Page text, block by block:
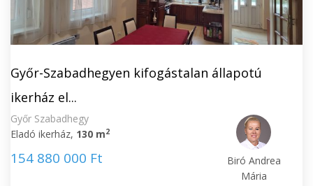
Győr-Szabadhegyen kifogástalan állapotú
ikerház el...
Győr Szabadhegy
Eladó ikerház, 130 m2
154 880 000 Ft
Biró Andrea
Mária